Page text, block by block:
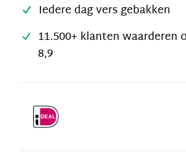
Iedere dag vers gebakken
11.500+ klanten waarderen
8,9